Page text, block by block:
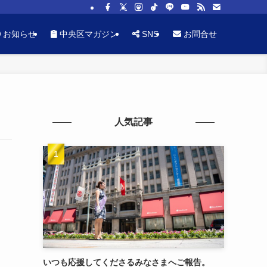
お知らせ 中央区マガジン SNS お問合せ
人気記事
いつも応援してくださるみなさまへご報告。